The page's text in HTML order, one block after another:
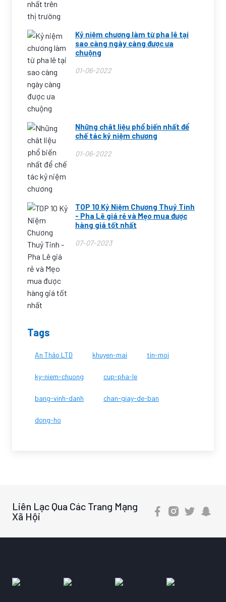
Kỷ niệm chương làm từ pha lê tại
sao càng ngày càng được ưa
chuộng
01-06-2022
Những chât liệu phổ biến nhất để
chế tác kỷ niệm chương
01-06-2022
TOP 10 Kỷ Niệm Chương Thuỷ Tinh
- Pha Lê giá rẻ và Mẹo mua được
hàng giá tốt nhất
07-07-2023
Tags
An Thảo LTD khuyen-mai tin-moi
ky-niem-chuong cup-pha-le
bang-vinh-danh chan-giay-de-ban
dong-ho
Liên Lạc Qua Các Trang Mạng
Xã Hội